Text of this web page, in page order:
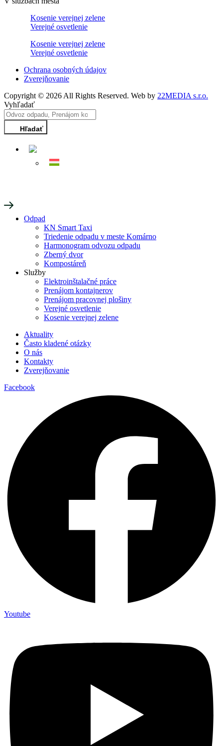
Kosenie verejnej zelene
Verejné osvetlenie
Kosenie verejnej zelene
Verejné osvetlenie
Ochrana osobných údajov
Zverejňovanie
Copyright © 2026 All Rights Reserved. Web by 22MEDIA s.r.o.
Vyhľadať
Hľadať
Odpad
KN Smart Taxi
Triedenie odpadu v meste Komárno
Harmonogram odvozu odpadu
Zberný dvor
Kompostáreň
Služby
Elektroinštalačné práce
Prenájom kontajnerov
Prenájom pracovnej plošiny
Verejné osvetlenie
Kosenie verejnej zelene
Aktuality
Často kladené otázky
O nás
Kontakty
Zverejňovanie
Facebook
Youtube